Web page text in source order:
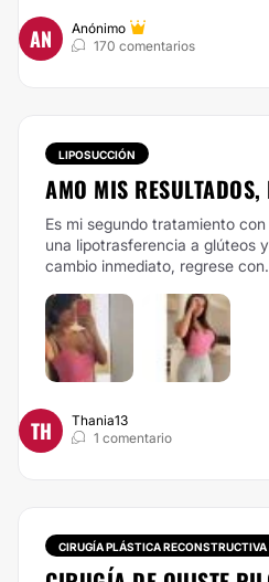
AN
Anónimo
170 comentarios
LIPOSUCCIÓN
AMO MIS RESULTADOS,
Es mi segundo tratamiento
una lipotrasferencia a glúteos
cambio inmediato, regrese
TH
Thania13
1 comentario
CIRUGÍA PLÁSTICA RECONSTRUCTIVA